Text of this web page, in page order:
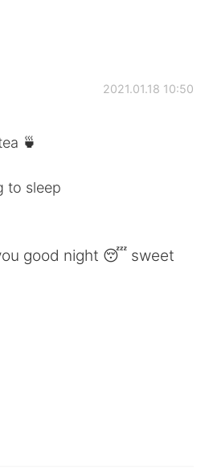
Обмена
2021.01.18 10:50
🍵
to sleep
good night 😴 sweet